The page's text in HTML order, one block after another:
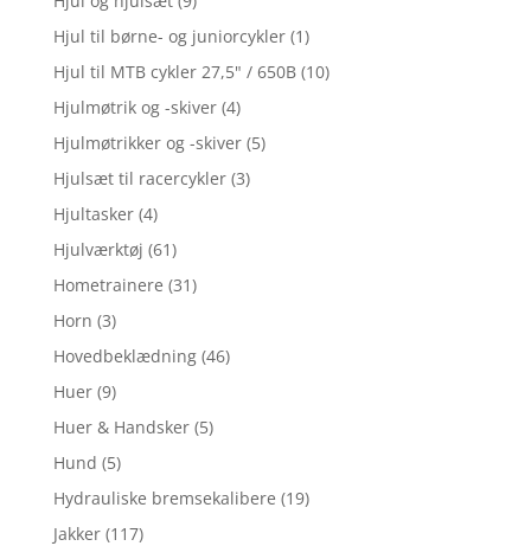
Hjul til børne- og juniorcykler (1)
Hjul til MTB cykler 27,5" / 650B (10)
Hjulmøtrik og -skiver (4)
Hjulmøtrikker og -skiver (5)
Hjulsæt til racercykler (3)
Hjultasker (4)
Hjulværktøj (61)
Hometrainere (31)
Horn (3)
Hovedbeklædning (46)
Huer (9)
Huer & Handsker (5)
Hund (5)
Hydrauliske bremsekalibere (19)
Jakker (117)